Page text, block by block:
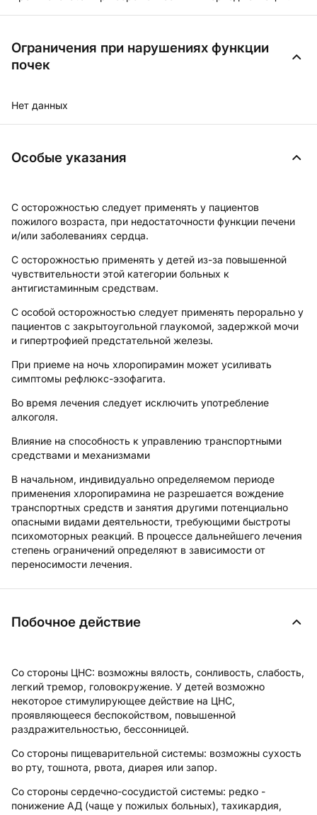
Ограничения при нарушениях функции
почек
Нет данных
Особые указания
С осторожностью следует применять у пациентов
пожилого возраста, при недостаточности функции печени
и/или заболеваниях сердца.
С осторожностью применять у детей из-за повышенной
чувствительности этой категории больных к
антигистаминным средствам.
С особой осторожностью следует применять перорально у
пациентов с закрытоугольной глаукомой, задержкой мочи
и гипертрофией предстательной железы.
При приеме на ночь хлоропирамин может усиливать
симптомы рефлюкс-эзофагита.
Во время лечения следует исключить употребление
алкоголя.
Влияние на способность к управлению транспортными
средствами и механизмами
В начальном, индивидуально определяемом периоде
применения хлоропирамина не разрешается вождение
транспортных средств и занятия другими потенциально
опасными видами деятельности, требующими быстроты
психомоторных реакций. В процессе дальнейшего лечения
степень ограничений определяют в зависимости от
переносимости лечения.
Побочное действие
Со стороны ЦНС: возможны вялость, сонливость, слабость,
легкий тремор, головокружение. У детей возможно
некоторое стимулирующее действие на ЦНС,
проявляющееся беспокойством, повышенной
раздражительностью, бессонницей.
Со стороны пищеварительной системы: возможны сухость
во рту, тошнота, рвота, диарея или запор.
Со стороны сердечно-сосудистой системы: редко -
понижение АД (чаще у пожилых больных), тахикардия,